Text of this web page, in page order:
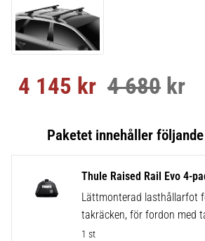
Nedsatt pris:
4 145 kr Ordinarie pris:
4 680 kr
Thule Raised Rail Evo 4-
Lättmonterad lasthållarfot
takräcken, för fordon med
1 st